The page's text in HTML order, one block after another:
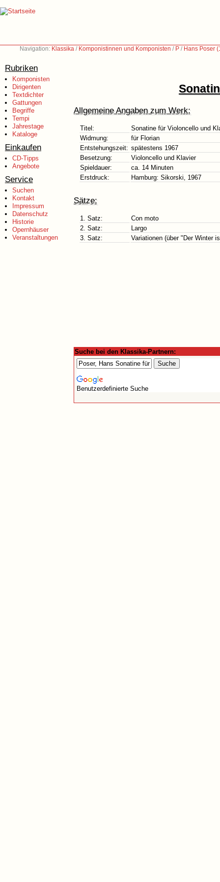
Navigation: Klassika / Komponistinnen und Komponisten / P / Hans Poser
Rubriken
Komponisten
Dirigenten
Textdichter
Gattungen
Begriffe
Tempi
Jahrestage
Kataloge
Einkaufen
CD-Tipps
Angebote
Service
Suchen
Kontakt
Impressum
Datenschutz
Historie
Opernhäuser
Veranstaltungen
Allgemeine Angaben zum Werk:
Titel:
Sonatine für Violoncello und
Widmung:
für Florian
Entstehungszeit: spätestens 1967
Besetzung:
Violoncello und Klavier
Spieldauer:
ca. 14 Minuten
Erstdruck:
Hamburg: Sikorski, 1967
Sätze:
1. Satz:
Con moto
2. Satz:
Largo
3. Satz:
Variationen (über "Der Winter
Suche bei den Klassika-Partnern:
Benutzerdefinierte Suche